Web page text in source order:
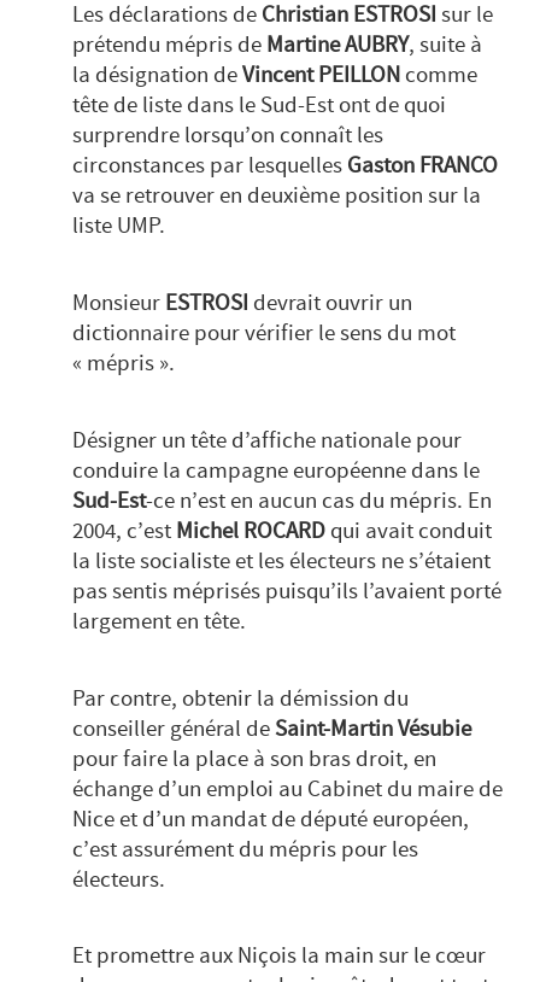
Les déclarations de Christian ESTROSI sur le
prétendu mépris de Martine AUBRY, suite à
la désignation deVincent PEILLON comme
tête de liste dans le Sud-Est ont de quoi
surprendre lorsqu’on connaît les
circonstances par lesquelles Gaston FRANCO
va se retrouver en deuxième position sur la
liste UMP.
Monsieur ESTROSI devrait ouvrir un
dictionnaire pour vérifier le sens du mot
« mépris ».
Désigner un tête d’affiche nationale pour
conduire la campagne européenne dans le
Sud-Est-ce n’est en aucun cas du mépris. En
2004, c’est Michel ROCARD qui avait conduit
la liste socialiste et les électeurs ne s’étaient
pas sentis méprisés puisqu’ils l’avaient porté
largement en tête.
Par contre, obtenir la démission du
conseiller général de Saint-Martin Vésubie
pour faire la place à son bras droit, en
échange d’un emploi au Cabinet du maire de
Nice et d’un mandat de député européen,
c’est assurément du mépris pour les
électeurs.
Et promettre aux Niçois la main sur le cœur